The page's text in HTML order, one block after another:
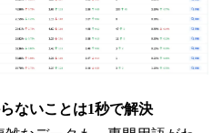
ないことは1秒で解決